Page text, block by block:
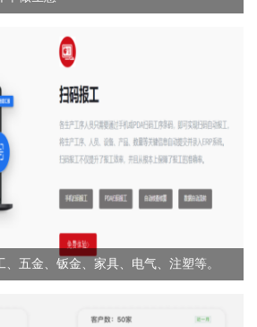
五金、钣金、家具、电气、注塑等。